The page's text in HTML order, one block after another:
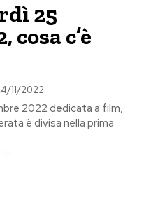
25
cosa c’è
11/2022
2022 dedicata a film,
è divisa nella prima